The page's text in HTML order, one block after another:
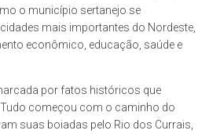
o município sertanejo se
mais importantes do Nordeste,
econômico, educação, saúde e
por fatos históricos que
começou com o caminho do
suas boiadas pelo Rio dos Currais,